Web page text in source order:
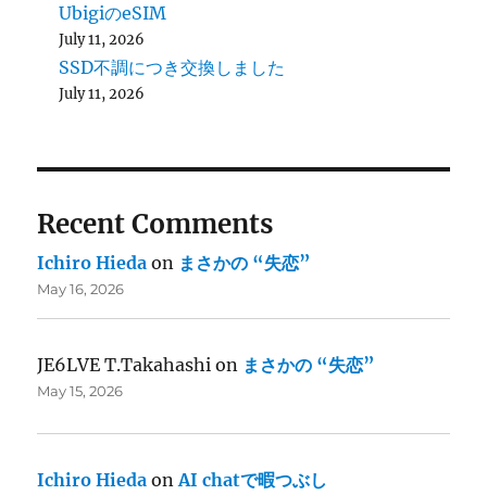
UbigiのeSIM
July 11, 2026
SSD不調につき交換しました
July 11, 2026
Recent Comments
Ichiro Hieda on まさかの “失恋”
May 16, 2026
JE6LVE T.Takahashi on まさかの “失恋”
May 15, 2026
Ichiro Hieda onAI chatで暇つぶし